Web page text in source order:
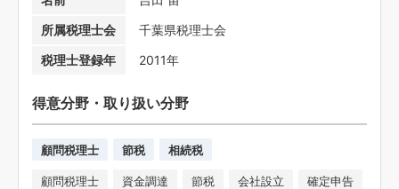
所属税理士会
千葉県税理士会
税理士登録年
2011年
得意分野・取り扱い分野
顧問税理士 節税 相続税
顧問税理士 資金調達 節税 会社設立
確定申告